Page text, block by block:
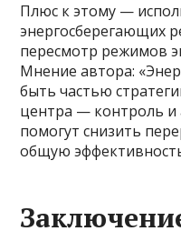
Плюс к этому —
энергосберегающих
пересмотр режимов
Мнение автора:
быть частью
центра — контроль и
помогут снизить
общую